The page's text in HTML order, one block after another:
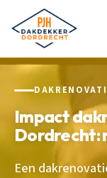
Impact
Dordrecht:
Een